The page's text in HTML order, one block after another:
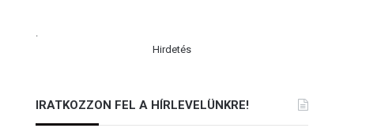
.
Hirdetés
IRATKOZZON FEL A HÍRLEVELÜNKRE!